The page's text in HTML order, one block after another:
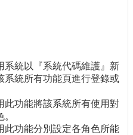
系統以『系統代碼維護』新
系統所有功能頁進行登錄或
此功能將該系統所有使用對
此功能分別設定各角色所能